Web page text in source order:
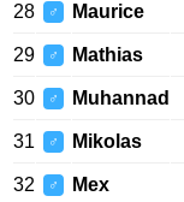
28 ♂ Maurice
29 ♂ Mathias
30 ♂ Muhannad
31 ♂ Mikolas
32 ♂ Mex